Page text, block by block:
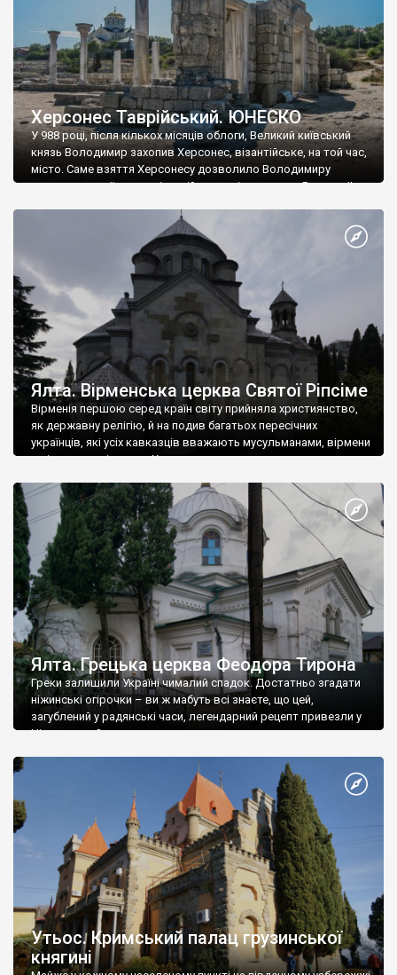
Херсонес Таврійський. ЮНЕСКО
У 988 році, після кількох місяців облоги, Великий київський
князь Володимир захопив Херсонес, візантійське, на той час,
місто. Саме взяття Херсонесу дозволило Володимиру
диктувати свої умови візантійському імператору Василю ІІ, та
Херсонесі Володимир-язичник, став Василем-християнином.
А потім було Хрещення Русі. На честь Херсонесу Таврійського
Ялта. Вірменська церква Святої Ріпсіме
Вірменія першою серед країн світу прийняла християнство,
як державну релігію, й на подив багатьох пересічних
українців, які усіх кавказців вважають мусульманами, вірмени
є відданими вірянами Христа
Ялта. Грецька церква Феодора Тирона
Греки залишили Україні чималий спадок. Достатньо згадати
ніжинські огірочки – ви ж мабуть всі знаєте, що цей,
загублений у радянські часи, легендарний рецепт привезли у
Ніжин греки?
Утьос. Кримський палац грузинської
княгині